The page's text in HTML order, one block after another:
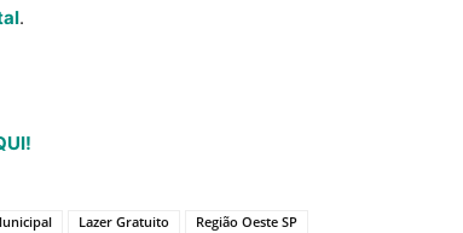
.
Lazer Gratuito Região Oeste SP